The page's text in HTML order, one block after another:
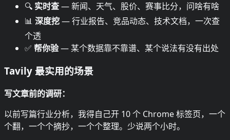
🔍 实时查— 新闻、天气、股价、赛事比分，问啥有啥
📊 深度挖— 行业报告、竞品动态、技术文档，一次查
个透
✅ 帮你验— 某个数据靠不靠谱、某个说法有没有出处
Tavily 最实用的场景
写文章前的调研：
以前写篇行业分析，我得自己开 10 个 Chrome 标签页，一个
个翻，一个个摘抄，一个个整理。少说两个小时。